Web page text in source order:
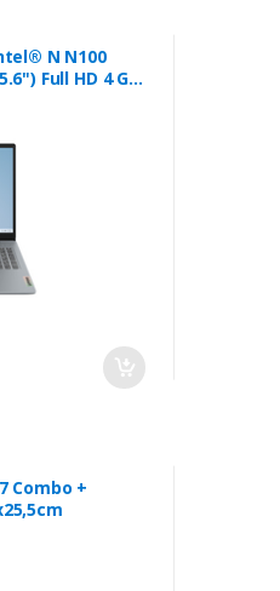
N N100
Full HD 4 GB
Combo +